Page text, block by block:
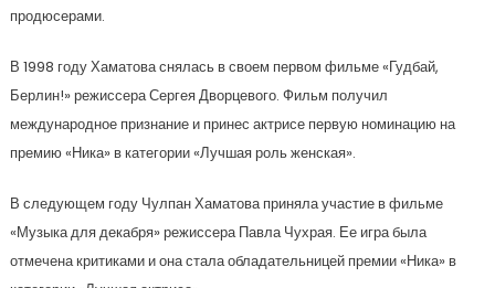
продюсерами.
В 1998 году Хаматова снялась в своем первом фильме «Гудбай,
Берлин!» режиссера Сергея Дворцевого. Фильм получил
международное признание и принес актрисе первую номинацию на
премию «Ника» в категории «Лучшая роль женская».
В следующем году Чулпан Хаматова приняла участие в фильме
«Музыка для декабря» режиссера Павла Чухрая. Ее игра была
отмечена критиками и она стала обладательницей премии «Ника» в